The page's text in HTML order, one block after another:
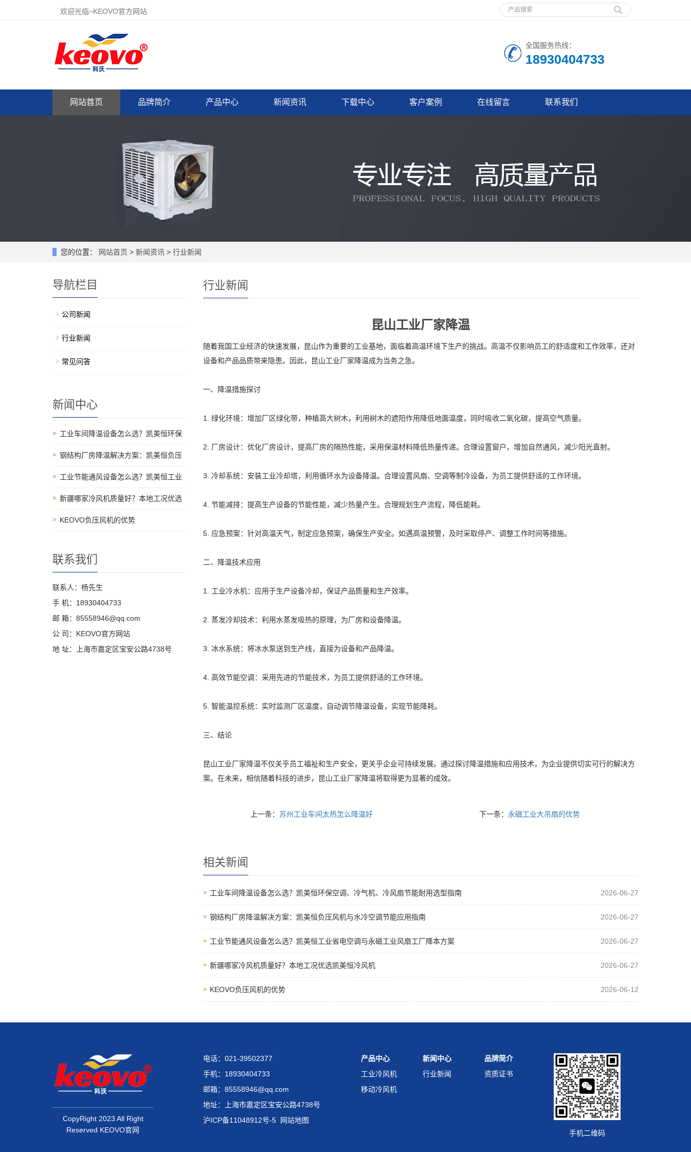
欢迎光临~KEOVO官方网站
全国服务热线：
18930404733
网站首页 品牌简介 产品中心 新闻资讯 下载中心 客户案例 在线留言 联系我们
您的位置： 网站首页 > 新闻资讯 > 行业新闻
行业新闻
昆山工业厂家降温
随着我国工业经济的快速发展，昆山作为重要的工业基地，面临着高温环境下生产的挑战。高温不仅影响员工的舒适度和工作效率，还对
设备和产品品质带来隐患。因此，昆山工业厂家降温成为当务之急。
一、降温措施探讨
1. 绿化环境：增加厂区绿化带，种植高大树木，利用树木的遮阳作用降低地面温度，同时吸收二氧化碳，提高空气质量。
2. 厂房设计：优化厂房设计，提高厂房的隔热性能，采用保温材料降低热量传递。合理设置窗户，增加自然通风，减少阳光直射。
3. 冷却系统：安装工业冷却塔，利用循环水为设备降温。合理设置风扇、空调等制冷设备，为员工提供舒适的工作环境。
4. 节能减排：提高生产设备的节能性能，减少热量产生。合理规划生产流程，降低能耗。
5. 应急预案：针对高温天气，制定应急预案，确保生产安全。如遇高温预警，及时采取停产、调整工作时间等措施。
二、降温技术应用
1. 工业冷水机：应用于生产设备冷却，保证产品质量和生产效率。
2. 蒸发冷却技术：利用水蒸发吸热的原理，为厂房和设备降温。
3. 冰水系统：将冰水泵送到生产线，直接为设备和产品降温。
4. 高效节能空调：采用先进的节能技术，为员工提供舒适的工作环境。
5. 智能温控系统：实时监测厂区温度，自动调节降温设备，实现节能降耗。
三、结论
昆山工业厂家降温不仅关乎员工福祉和生产安全，更关乎企业可持续发展。通过探讨降温措施和应用技术，为企业提供切实可行的解决方
案。在未来，相信随着科技的进步，昆山工业厂家降温将取得更为显著的成效。
上一条：苏州工业车间太热怎么降温好 下一条：永磁工业大吊扇的优势
相关新闻
工业车间降温设备怎么选？凯美恒环保空调、冷气机、冷风扇节能耐用选型指南 2026-06-27
钢结构厂房降温解决方案：凯美恒负压风机与水冷空调节能应用指南 2026-06-27
工业节能通风设备怎么选？凯美恒工业省电空调与永磁工业风扇工厂降本方案 2026-06-27
新疆哪家冷风机质量好？本地工况优选凯美恒冷风机 2026-06-27
KEOVO负压风机的优势 2026-06-12
导航栏目
公司新闻
行业新闻
常见问答
新闻中心
工业车间降温设备怎么选？凯美恒环保
钢结构厂房降温解决方案：凯美恒负压
工业节能通风设备怎么选？凯美恒工业
新疆哪家冷风机质量好？本地工况优选
KEOVO负压风机的优势
联系我们
联系人：杨先生
手 机：18930404733
邮 箱：85558946@qq.com
公 司：KEOVO官方网站
地 址：上海市嘉定区宝安公路4738号
CopyRight 2023 All Right
Reserved KEOVO官网
电话：021-39502377
手机：18930404733
邮箱：85558946@qq.com
地址：上海市嘉定区宝安公路4738号
沪ICP备11048912号-5
网站地图
产品中心
工业冷风机
移动冷风机
新闻中心
行业新闻
品牌简介
资质证书
手机二维码